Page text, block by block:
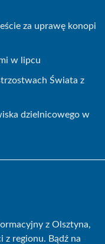
za uprawę konopi
w lipcu
Świata z
dzielnicowego w
z Olsztyna,
z regionu. Bądź na